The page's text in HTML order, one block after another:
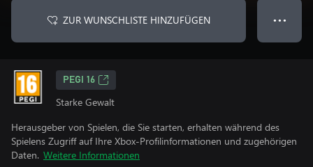
ZUR WUNSCHLISTE HINZUFÜGEN ● ● ●
PEGI 16
Starke Gewalt
Herausgeber von Spielen, die Sie starten, erhalten während des
Spielens Zugriff auf Ihre Xbox-Profilinformationen und zugehörigen
Daten. Weitere Informationen